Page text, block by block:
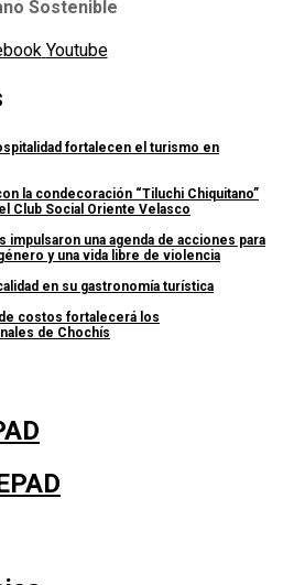
Sostenible
Youtube
fortalecen el turismo en
la condecoración “Tiluchi Chiquitano”
Club Social Oriente Velasco
una agenda de acciones para
y una vida libre de violencia
en su gastronomía turística
costos fortalecerá los
de Chochís